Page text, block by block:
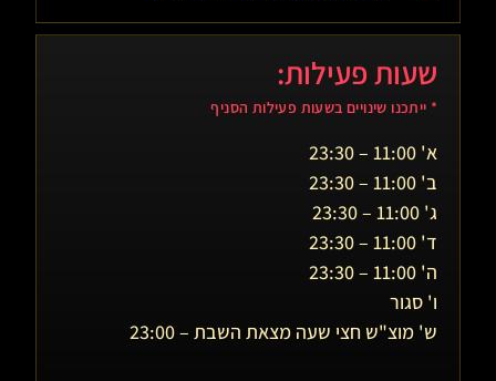
שעות פעילות:
* ייתכנו שינויים בשעות פעילות הסניף
א' 11:00 – 23:30
ב' 11:00 – 23:30
ג' 11:00 – 23:30
ד' 11:00 – 23:30
ה' 11:00 – 23:30
ו' סגור
ש' מוצ"ש חצי שעה מצאת השבת – 23:00